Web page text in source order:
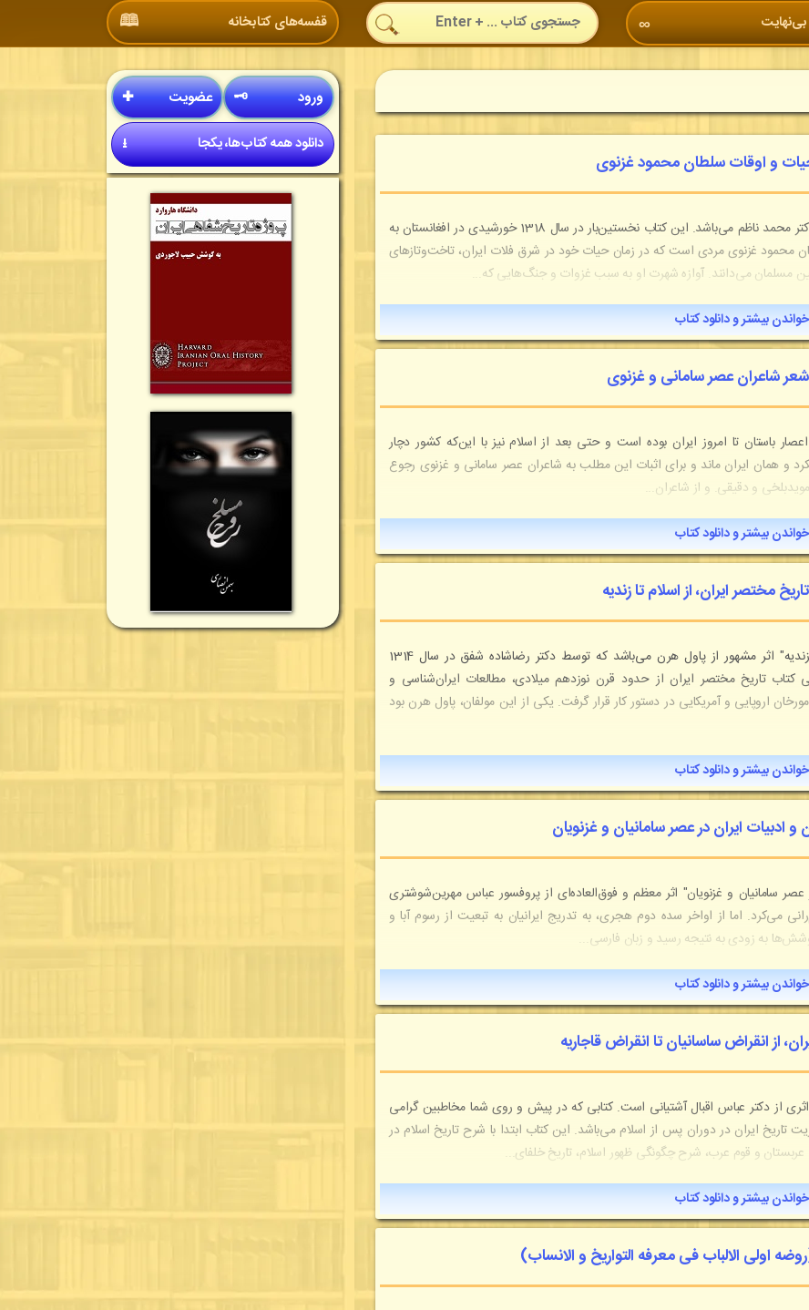
∞ قفسه‌های کتابخانه 🕮
و اوقات سلطان محمود غزنوی
کتاب نایاب "حیات و اوقات سلطان محمود غزنوی" اثری از دکتر محمد ناظم می‌باشد. این کتاب نخستین‌بار در سال 1318 خورشیدی در افغانستان به
غزنوی مردی است که در زمان حیات خود در شرق فلات ایران، تاخت‌و‌تازهای
مسلمان می‌دانند. آوازه شهرت او به سبب غزوات و جنگ‌هایی که...
خواندن بیشتر و دانلود کتاب
شعر شاعران عصر سامانی و غزنوی
باستان تا امروز ایران بوده است و حتی بعد از اسلام نیز با این‌که کشور دچار
و همان ایران ماند و برای اثبات این مطلب به شاعران عصر سامانی و غزنوی رجوع
و دقیقی. و از شاعران...
خواندن بیشتر و دانلود کتاب
مختصر ایران، از اسلام تا زندیه
کتاب نایاب "تاریخ مختصر ایران از اول اسلام تا انقراض زندیه" اثر مشهور از پاول هرن می‌باشد که توسط دکتر رضاشاده شفق در سال 1314
تاریخ مختصر ایران از حدود قرن نوزدهم میلادی، مطالعات ایران‌شناسی و
اروپایی و آمریکایی در دستور کار قرار گرفت. یکی از این مولفان، پاول هرن بود
خواندن بیشتر و دانلود کتاب
و ادبیات ایران در عصر سامانیان و غزنویان
عصر سامانیان و غزنویان" اثر معظم و فوق‌العاده‌ای از پروفسور عباس مهرین‌شوشتری
می‌کرد. اما از اواخر سده دوم هجری، به تدریج ایرانیان به تبعیت از رسوم آبا و
به زودی به نتیجه رسید و زبان فارسی...
خواندن بیشتر و دانلود کتاب
از انقراض ساسانیان تا انقراض قاجاریه
اثری از دکتر عباس اقبال آشتیانی است. کتابی که در پیش و روی شما مخاطبین گرامی
تاریخ ایران در دوران پس از اسلام می‌باشد. این کتاب ابتدا با شرح تاریخ اسلام در
و قوم عرب، شرح چگونگی ظهور اسلام، تاریخ خلفای...
خواندن بیشتر و دانلود کتاب
اولی الالباب فی معرفه التواریخ و الانساب)
🗝 ورود ✚ عضویت
⭳ دانلود همه کتاب‌ها، یکجا